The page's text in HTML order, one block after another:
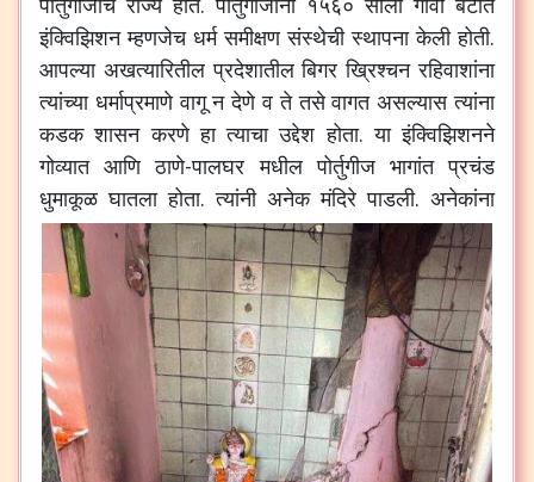
इंक्विझिशन म्हणजेच धर्म समीक्षण संस्थेची स्थापना केली होती.
आपल्या अखत्यारितील प्रदेशातील बिगर ख्रिश्चन रहिवाशांना
त्यांच्या धर्माप्रमाणे वागू न देणे व ते तसे वागत असल्यास त्यांना
कडक शासन करणे हा त्याचा उद्देश होता. या इंक्विझिशनने
गोव्यात आणि ठाणे-पालघर मधील पोर्तुगीज भागांत प्रचंड
धुमाकूळ घातला होता. त्यांनी अनेक मंदिरे पाडली. अनेकांना